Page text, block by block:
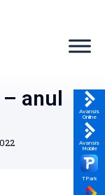
anul
Avansis
Online
Avansis
Mobile
TPark